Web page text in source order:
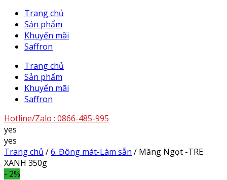
Trang chủ
Sản phẩm
Khuyến mãi
Saffron
Trang chủ
Sản phẩm
Khuyến mãi
Saffron
Hotline/Zalo : 0866-485-995
yes
yes
Trang chủ /6. Đông mát-Làm sẵn / Măng Ngọt -TRE
XANH 350g
- 2%